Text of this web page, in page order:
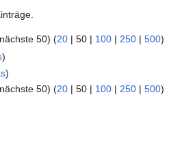
nächste 50) (20 | 50 | 100 | 250 | 500)
)
)
nächste 50) (20 | 50 | 100 | 250 | 500)